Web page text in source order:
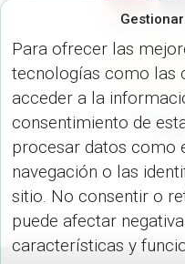
Para ofrecer las
tecnologías como las
acceder a la
consentimiento de
procesar datos como
navegación o las
sitio. No consentir o
puede afectar
características y
MORRALES)